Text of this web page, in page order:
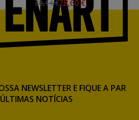
38,14 €28,60 €
NEWSLETTER E FIQUE A PAR
NOTÍCIAS